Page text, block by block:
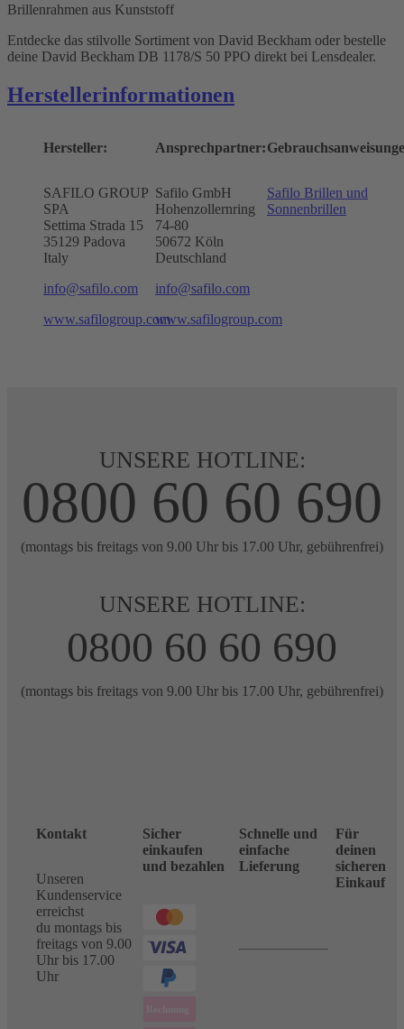
Brillenrahmen aus Kunststoff
Entdecke das stilvolle Sortiment von David Beckham oder bestelle
deine David Beckham DB 1178/S 50 PPO direkt bei Lensdealer.
Herstellerinformationen
Hersteller:
SAFILO GROUP
SPA
Settima Strada 15
35129 Padova
Italy
info@safilo.com
www.safilogroup.com
Ansprechpartner:
Safilo GmbH
Hohenzollernring
74-80
50672 Köln
Deutschland
info@safilo.com
www.safilogroup.com
Safilo Brillen und
Sonnenbrillen
UNSERE HOTLINE:
0800 60 60 690
(montags bis freitags von 9.00 Uhr bis 17.00 Uhr, gebührenfrei)
UNSERE HOTLINE:
0800 60 60 690
(montags bis freitags von 9.00 Uhr bis 17.00 Uhr, gebührenfrei)
Kontakt
Unseren
Kundenservice
erreichst
du montags bis
freitags von 9.00
Uhr bis 17.00
Uhr
Sicher
einkaufen
und bezahlen
Schnelle und
einfache
Lieferung
Für
deinen
sicheren
Einkauf